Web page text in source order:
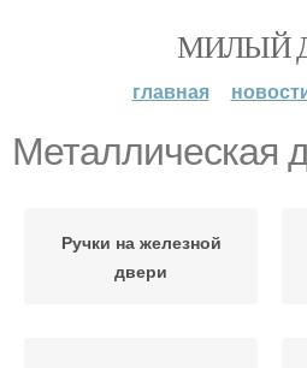
МИЛЫЙ
главная
Металлическая
Ручки на железной
двери